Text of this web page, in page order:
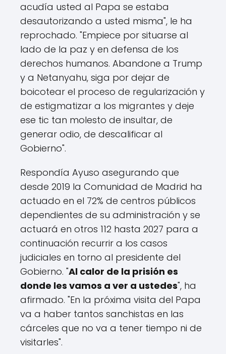
acudía usted al Papa se estaba
desautorizando a usted misma", le ha
reprochado. "Empiece por situarse al
lado de la paz y en defensa de los
derechos humanos. Abandone a Trump
y a Netanyahu, siga por dejar de
boicotear el proceso de regularización y
de estigmatizar a los migrantes y deje
ese tic tan molesto de insultar, de
generar odio, de descalificar al
Gobierno".
Respondía Ayuso asegurando que
desde 2019 la Comunidad de Madrid ha
actuado en el 72% de centros públicos
dependientes de su administración y se
actuará en otros 112 hasta 2027 para a
continuación recurrir a los casos
judiciales en torno al presidente del
Gobierno. "Al calor de la prisión es
donde les vamos a ver a ustedes", ha
afirmado. "En la próxima visita del Papa
va a haber tantos sanchistas en las
cárceles que no va a tener tiempo ni de
visitarles".